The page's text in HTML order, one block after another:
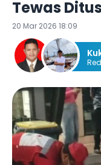
Tewas
20 Mar 2026 18:09